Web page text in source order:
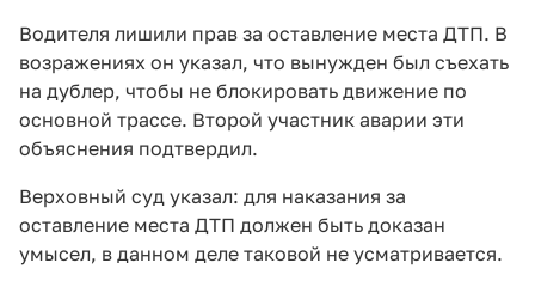
Водителя лишили прав за оставление места ДТП. В
возражениях он указал, что вынужден был съехать
на дублер, чтобы не блокировать движение по
основной трассе. Второй участник аварии эти
объяснения подтвердил.
Верховный суд указал: для наказания за
оставление места ДТП должен быть доказан
умысел, в данном деле таковой не усматривается.